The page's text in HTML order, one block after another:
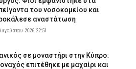
του νοσοκομείου και
αναστάτωση
2026 22:51
σε μοναστήρι στην Κύπρο:
επιτέθηκε με μαχαίρι και